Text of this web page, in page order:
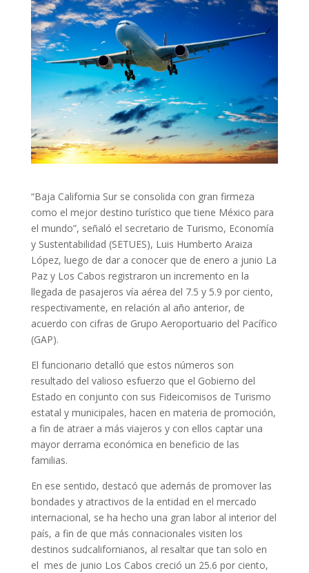
“Baja California Sur se consolida con gran firmeza
como el mejor destino turístico que tiene México para
el mundo”, señaló el secretario de Turismo, Economía
y Sustentabilidad (SETUES), Luis Humberto Araiza
López, luego de dar a conocer que de enero a junio La
Paz y Los Cabos registraron un incremento en la
llegada de pasajeros vía aérea del 7.5 y 5.9 por ciento,
respectivamente, en relación al año anterior, de
acuerdo con cifras de Grupo Aeroportuario del Pacífico
(GAP).
El funcionario detalló que estos números son
resultado del valioso esfuerzo que el Gobierno del
Estado en conjunto con sus Fideicomisos de Turismo
estatal y municipales, hacen en materia de promoción,
a fin de atraer a más viajeros y con ellos captar una
mayor derrama económica en beneficio de las
familias.
En ese sentido, destacó que además de promover las
bondades y atractivos de la entidad en el mercado
internacional, se ha hecho una gran labor al interior del
país, a fin de que más connacionales visiten los
destinos sudcalifornianos, al resaltar que tan solo en
el mes de junio Los Cabos creció un 25.6 por ciento,